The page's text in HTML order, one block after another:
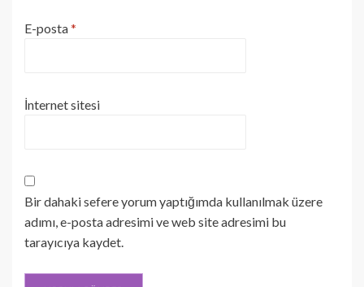
E-posta*
İnternet sitesi
Bir dahaki sefere yorum yaptığımda kullanılmak üzere
adımı, e-posta adresimi ve web site adresimi bu
tarayıcıya kaydet.